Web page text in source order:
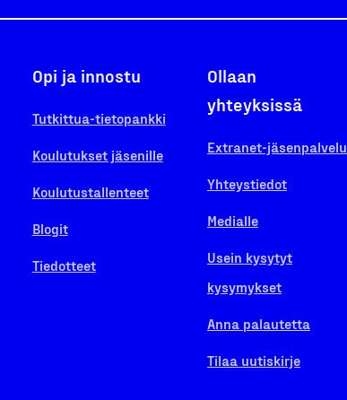
Opi ja innostu
Tutkittua-tietopankki
Koulutukset jäsenille
Koulutustallenteet
Blogit
Tiedotteet
Ollaan
yhteyksissä
Extranet-jäsenpalvelu
Yhteystiedot
Medialle
Usein kysytyt
kysymykset
Anna palautetta
Tilaa uutiskirje